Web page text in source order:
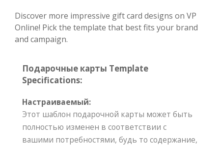
Discover more impressive gift card designs on VP
Online! Pick the template that best fits your brand
and campaign.
Подарочные карты Template
Specifications:
Настраиваемый:
Этот шаблон подарочной карты может быть
полностью изменен в соответствии с
вашими потребностями, будь то содержание,